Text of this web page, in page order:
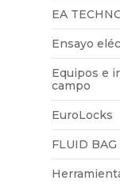
EA
Ensayo
Equipos e
campo
EuroLocks
FLUID BAG